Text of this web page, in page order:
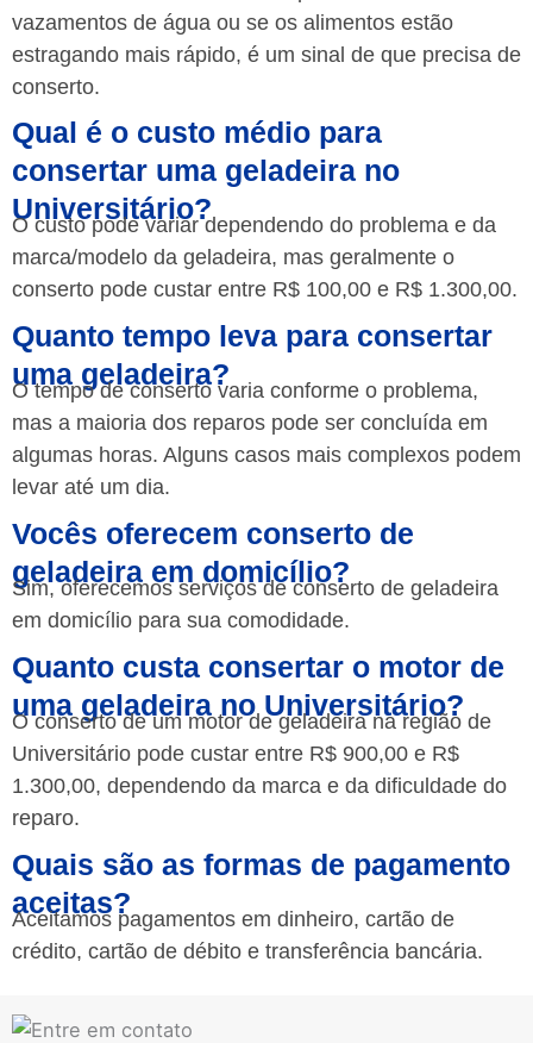
vazamentos de água ou se os alimentos estão
estragando mais rápido, é um sinal de que precisa de
conserto.
Qual é o custo médio para
consertar uma geladeira no
Universitário?
O custo pode variar dependendo do problema e da
marca/modelo da geladeira, mas geralmente o
conserto pode custar entre R$ 100,00 e R$ 1.300,00.
Quanto tempo leva para consertar
uma geladeira?
O tempo de conserto varia conforme o problema,
mas a maioria dos reparos pode ser concluída em
algumas horas. Alguns casos mais complexos podem
levar até um dia.
Vocês oferecem conserto de
geladeira em domicílio?
Sim, oferecemos serviços de conserto de geladeira
em domicílio para sua comodidade.
Quanto custa consertar o motor de
uma geladeira no Universitário?
O conserto de um motor de geladeira na região de
Universitário pode custar entre R$ 900,00 e R$
1.300,00, dependendo da marca e da dificuldade do
reparo.
Quais são as formas de pagamento
aceitas?
Aceitamos pagamentos em dinheiro, cartão de
crédito, cartão de débito e transferência bancária.